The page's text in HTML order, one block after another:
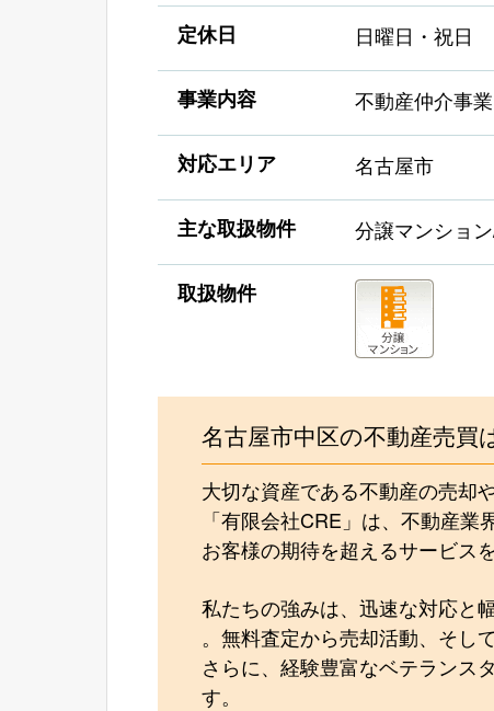
定休日 日曜日・祝日
事業内容 不動産仲介事
対応エリア 名古屋市
主な取扱物件 分譲マンショ
取扱物件
名古屋市中区の不動産売買
大切な資産である不動産の売却
「有限会社CRE」は、不動産業
お客様の期待を超えるサービス
私たちの強みは、迅速な対応と
。無料査定から売却活動、そし
さらに、経験豊富なベテランス
す。